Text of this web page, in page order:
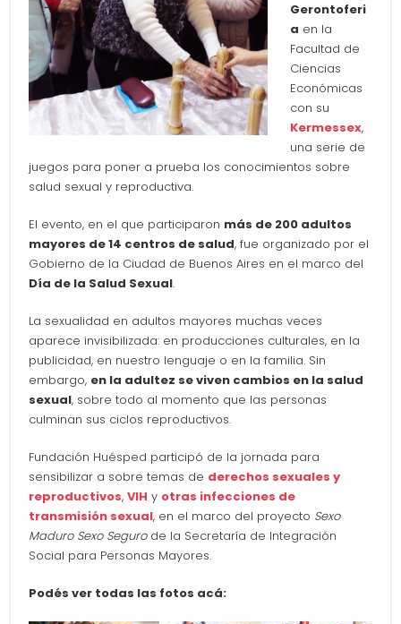
Gerontoferi
a en la
Facultad de
Ciencias
Económicas
con su
Kermessex,
una serie de
juegos para poner a prueba los conocimientos sobre
salud sexual y reproductiva.
El evento, en el que participaron más de 200 adultos
mayores de 14 centros de salud, fue organizado por el
Gobierno de la Ciudad de Buenos Aires en el marco del
Día de la Salud Sexual.
La sexualidad en adultos mayores muchas veces
aparece invisibilizada: en producciones culturales, en la
publicidad, en nuestro lenguaje o en la familia. Sin
embargo, en la adultez se viven cambios en la salud
sexual, sobre todo al momento que las personas
culminan sus ciclos reproductivos.
Fundación Huésped participó de la jornada para
sensibilizar a sobre temas de derechos sexuales y
reproductivos,VIH y otras infecciones de
transmisión sexual, en el marco del proyecto Sexo
Maduro Sexo Segurode la Secretaría de Integración
Social para Personas Mayores.
Podés ver todas las fotos acá: